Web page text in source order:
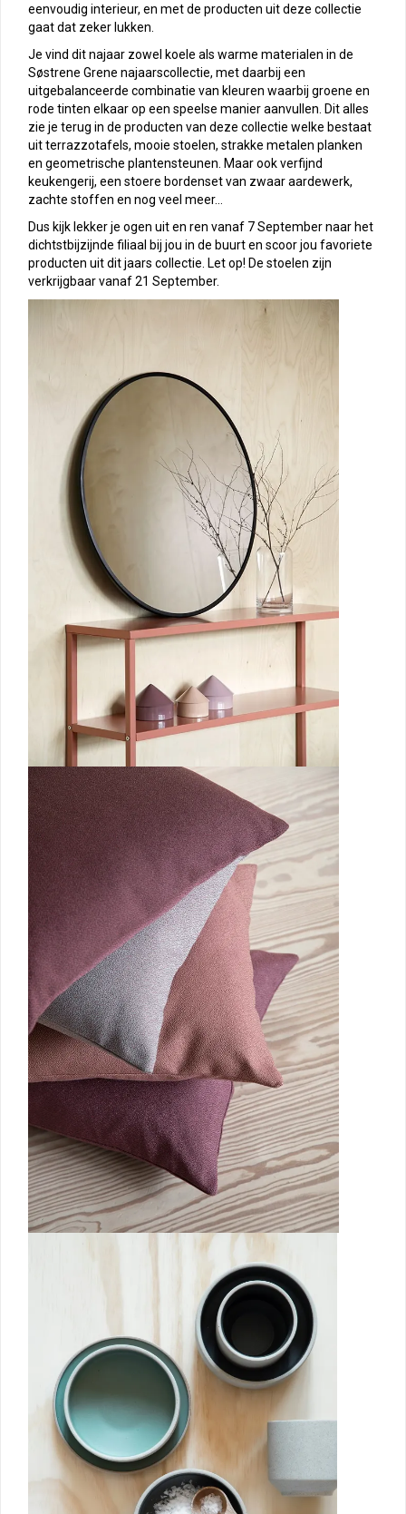
eenvoudig interieur, en met de producten uit deze collectie
gaat dat zeker lukken.
Je vind dit najaar zowel koele als warme materialen in de
Søstrene Grene najaarscollectie, met daarbij een
uitgebalanceerde combinatie van kleuren waarbij groene en
rode tinten elkaar op een speelse manier aanvullen. Dit alles
zie je terug in de producten van deze collectie welke bestaat
uit terrazzotafels, mooie stoelen, strakke metalen planken
en geometrische plantensteunen. Maar ook verfijnd
keukengerij, een stoere bordenset van zwaar aardewerk,
zachte stoffen en nog veel meer…
Dus kijk lekker je ogen uit en ren vanaf 7 September naar het
dichtstbijzijnde filiaal bij jou in de buurt en scoor jou favoriete
producten uit dit jaars collectie. Let op! De stoelen zijn
verkrijgbaar vanaf 21 September.